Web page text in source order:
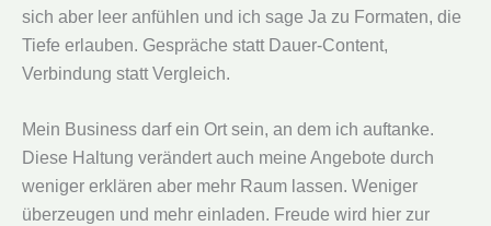
sich aber leer anfühlen und ich sage Ja zu Formaten, die
Tiefe erlauben. Gespräche statt Dauer-Content,
Verbindung statt Vergleich.
Mein Business darf ein Ort sein, an dem ich auftanke.
Diese Haltung verändert auch meine Angebote durch
weniger erklären aber mehr Raum lassen. Weniger
überzeugen und mehr einladen. Freude wird hier zur